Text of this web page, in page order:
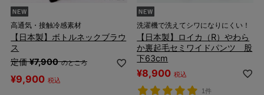
高通気・接触冷感素材
【日本製】ボトルネックブラウ
ス
定価 ¥7,900 のところ
¥9,900 税込
洗濯機で洗えてシワになりにくい！
【日本製】ロイカ（R）やわら
か裏起毛セミワイドパンツ 股
下63cm
¥8,900 税込
1件